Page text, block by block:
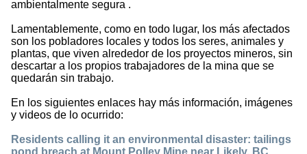
ambientalmente segura .
Lamentablemente, como en todo lugar, los más afectados
son los pobladores locales y todos los seres, animales y
plantas, que viven alrededor de los proyectos mineros, sin
descartar a los propios trabajadores de la mina que se
quedarán sin trabajo.
En los siguientes enlaces hay más información, imágenes
y videos de lo ocurrido:
Residents calling it an environmental disaster: tailings